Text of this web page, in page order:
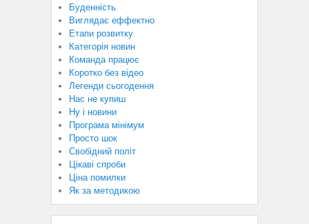
Буденність
Виглядає еффектно
Етапи розвитку
Категорія новин
Команда працює
Коротко без відео
Легенди сьогодення
Нас не купиш
Ну і новини
Програма мінімум
Просто шок
Свобідний політ
Цікаві спроби
Ціна помилки
Як за методикою